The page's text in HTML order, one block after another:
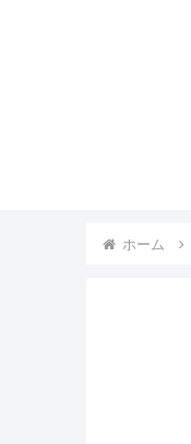
ホーム